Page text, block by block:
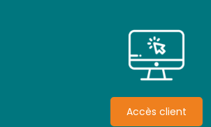
Accès client